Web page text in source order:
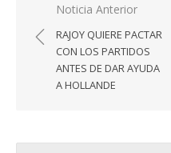
Navegación
de
entradas
Noticia Anterior
RAJOY QUIERE PACTAR
CON LOS PARTIDOS
ANTES DE DAR AYUDA
A HOLLANDE